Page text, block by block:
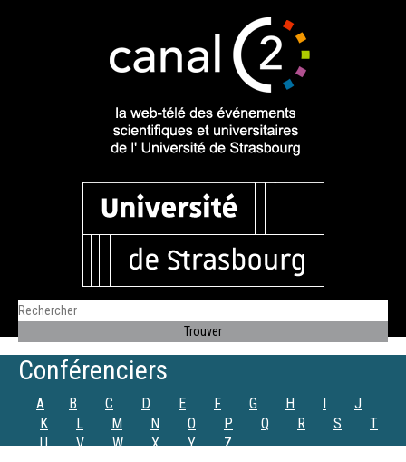
Conférenciers
A B C D E F G H I
J
K
L M N O P Q R S
T
U
V W X Y Z